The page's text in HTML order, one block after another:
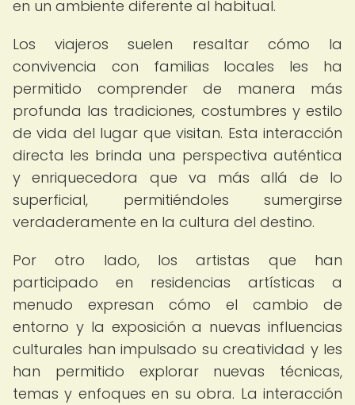
en un ambiente diferente al habitual.
Los viajeros suelen resaltar cómo la
convivencia con familias locales les ha
permitido comprender de manera más
profunda las tradiciones, costumbres y estilo
de vida del lugar que visitan. Esta interacción
directa les brinda una perspectiva auténtica
y enriquecedora que va más allá de lo
superficial, permitiéndoles sumergirse
verdaderamente en la cultura del destino.
Por otro lado, los artistas que han
participado en residencias artísticas a
menudo expresan cómo el cambio de
entorno y la exposición a nuevas influencias
culturales han impulsado su creatividad y les
han permitido explorar nuevas técnicas,
temas y enfoques en su obra. La interacción